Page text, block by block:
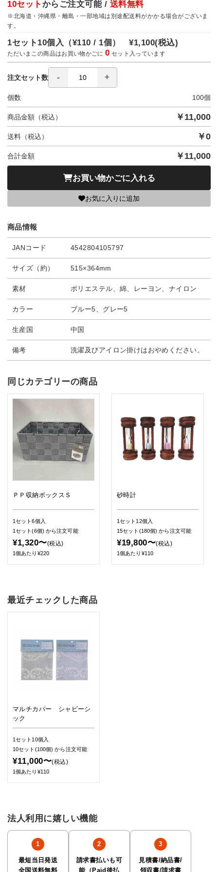
10セット からご注文可能 / 送料無料
※北海道・沖縄県・離島・一部地域は別途配送料がかかる場合がございま
す。
1セット10個入（¥110 / 1個）¥1,100(税込)
ただいまこの商品はお買い物かごに0 セット入っています
注文セット数
個数 100個
商品金額（税込） ￥ 11,000
送料（税込） ￥0
合計金額 ￥ 11,000
お買い物かごに入れる
お気に入りに追加
商品情報
JANコード 4542804105797
サイズ（約） 515×364mm
素材 ポリエステル、綿、レーヨン、ナイロン
カラー ブルー5、グレー5
生産国 中国
備考 洗濯及びアイロン掛けはおやめください。
同じカテゴリーの商品
ＰＰ収納ボックスＳ
1セット6個入
1セット(6個) から注文可能
¥1,320〜(税込)
1個あたり¥220
砂時計
1セット12個入
15セット(180個)から注文可能
¥19,800〜(税込)
1個あたり¥110
最近チェックした商品
マルチカバー シャビーシ
ック
1セット10個入
10セット(100個)から注文可能
¥11,000〜(税込)
1個あたり¥110
法人利用に嬉しい機能
最短当日発送
全国送料無料
請求書払いも可
能（Paid後払
見積書/納品書/
領収書/請求書